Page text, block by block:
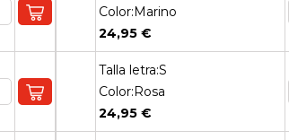
Color:Marino
24,95 €
Talla letra:S
Color:Rosa
24,95 €